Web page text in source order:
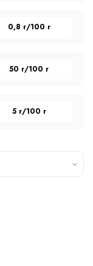
0,8 г/100 г
50 г/100 г
5 г/100 г